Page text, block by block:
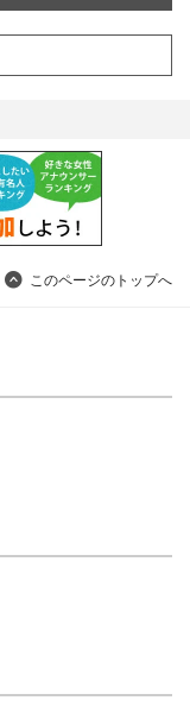
このページのトップへ